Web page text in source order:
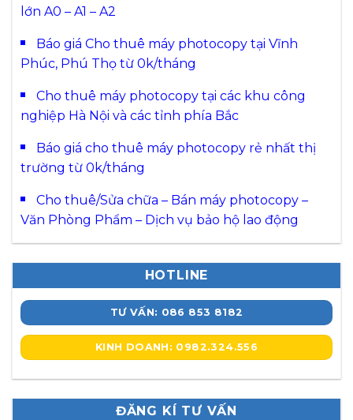
lớn A0 – A1 – A2
Báo giá Cho thuê máy photocopy tại Vĩnh
Phúc, Phú Thọ từ 0k/tháng
Cho thuê máy photocopy tại các khu công
nghiệp Hà Nội và các tỉnh phía Bắc
Báo giá cho thuê máy photocopy rẻ nhất thị
trường từ 0k/tháng
Cho thuê/Sửa chữa – Bán máy photocopy –
Văn Phòng Phẩm – Dịch vụ bảo hộ lao động
HOTLINE
TƯ VẤN: 086 853 8182
KINH DOANH: 0982.324.556
ĐĂNG KÍ TƯ VẤN